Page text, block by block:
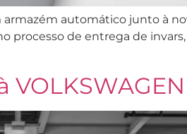
armazém automático junto à
processo de entrega de